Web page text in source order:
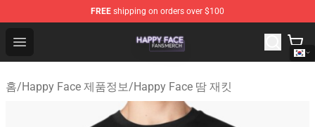
FREE shipping on orders over $100
Open menu
Happy Face Shop - Official Happy Face Merchandise
홈/Happy Face 제품정보/Happy Face 땀 재킷